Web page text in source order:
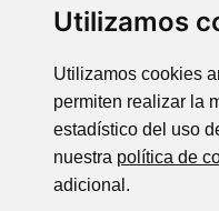
Utilizamos
Utilizamos cookies
permiten realizar la
estadístico del uso
nuestra política de
adicional.
Servicios y centros
Trabaja con nosotros
Donaciones
Contacto